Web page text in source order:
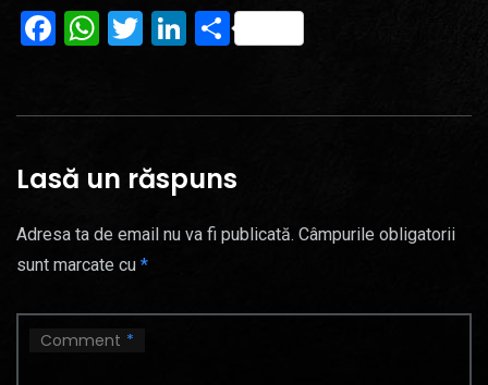
Facebook
WhatsApp
Twitter
LinkedIn
Partajează
Lasă un răspuns
Adresa ta de email nu va fi publicată. Câmpurile obligatorii
sunt marcate cu *
Comment *